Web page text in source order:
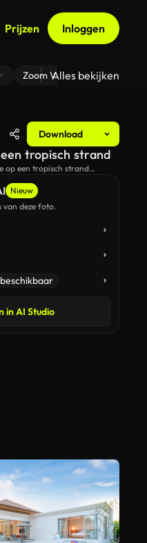
Prijzen Inloggen
Zoom Virtuele
Alles bekijken
Download
Nieuw
van deze foto.
in AI Studio
tropisch strand
op een tropisch strand